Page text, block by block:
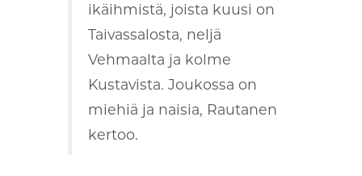
ikäihmistä, joista kuusi on
Taivassalosta, neljä
Vehmaalta ja kolme
Kustavista. Joukossa on
miehiä ja naisia, Rautanen
kertoo.